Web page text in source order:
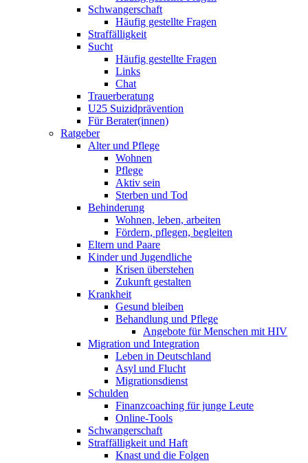
Schwangerschaft
Häufig gestellte Fragen
Straffälligkeit
Sucht
Häufig gestellte Fragen
Links
Chat
Trauerberatung
U25 Suizidprävention
Für Berater(innen)
Ratgeber
Alter und Pflege
Wohnen
Pflege
Aktiv sein
Sterben und Tod
Behinderung
Wohnen, leben, arbeiten
Fördern, pflegen, begleiten
Eltern und Paare
Kinder und Jugendliche
Krisen überstehen
Zukunft gestalten
Krankheit
Gesund bleiben
Behandlung und Pflege
Angebote für Menschen mit HIV
Migration und Integration
Leben in Deutschland
Asyl und Flucht
Migrationsdienst
Schulden
Finanzcoaching für junge Leute
Online-Tools
Schwangerschaft
Straffälligkeit und Haft
Knast und die Folgen